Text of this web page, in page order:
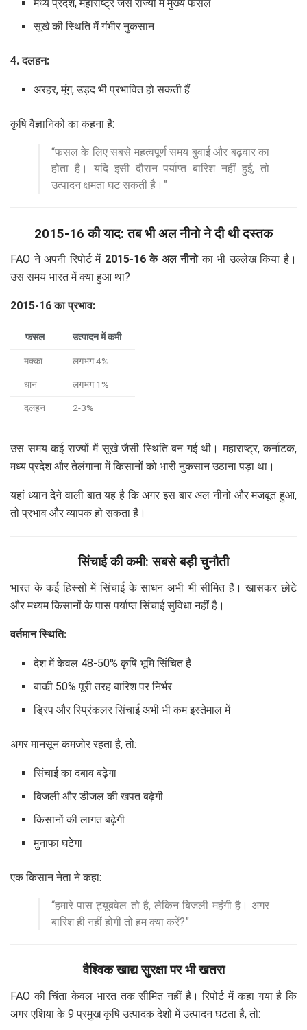
मध्य प्रदेश, महाराष्ट्र जैसे राज्यों में मुख्य फसल
सूखे की स्थिति में गंभीर नुकसान
4. दलहन:
अरहर, मूंग, उड़द भी प्रभावित हो सकती हैं
कृषि वैज्ञानिकों का कहना है:
“फसल के लिए सबसे महत्वपूर्ण समय बुवाई और बढ़वार का
होता है। यदि इसी दौरान पर्याप्त बारिश नहीं हुई, तो
उत्पादन क्षमता घट सकती है।”
2015-16 की याद: तब भी अल नीनो ने दी थी दस्तक
FAO ने अपनी रिपोर्ट में 2015-16 के अल नीनोका भी उल्लेख किया है।
उस समय भारत में क्या हुआ था?
2015-16 का प्रभाव:
फसल उत्पादन में कमी
मक्का लगभग 4%
धान लगभग 1%
दलहन 2-3%
उस समय कई राज्यों में सूखे जैसी स्थिति बन गई थी। महाराष्ट्र, कर्नाटक,
मध्य प्रदेश और तेलंगाना में किसानों को भारी नुकसान उठाना पड़ा था।
यहां ध्यान देने वाली बात यह है कि अगर इस बार अल नीनो और मजबूत हुआ,
तो प्रभाव और व्यापक हो सकता है।
सिंचाई की कमी: सबसे बड़ी चुनौती
भारत के कई हिस्सों में सिंचाई के साधन अभी भी सीमित हैं। खासकर छोटे
और मध्यम किसानों के पास पर्याप्त सिंचाई सुविधा नहीं है।
वर्तमान स्थिति:
देश में केवल 48-50% कृषि भूमि सिंचित है
बाकी 50% पूरी तरह बारिश पर निर्भर
ड्रिप और स्प्रिंकलर सिंचाई अभी भी कम इस्तेमाल में
अगर मानसून कमजोर रहता है, तो:
सिंचाई का दबाव बढ़ेगा
बिजली और डीजल की खपत बढ़ेगी
किसानों की लागत बढ़ेगी
मुनाफा घटेगा
एक किसान नेता ने कहा:
“हमारे पास ट्यूबवेल तो है, लेकिन बिजली महंगी है। अगर
बारिश ही नहीं होगी तो हम क्या करें?”
वैश्विक खाद्य सुरक्षा पर भी खतरा
FAO की चिंता केवल भारत तक सीमित नहीं है। रिपोर्ट में कहा गया है कि
अगर एशिया के 9 प्रमुख कृषि उत्पादक देशों में उत्पादन घटता है, तो: